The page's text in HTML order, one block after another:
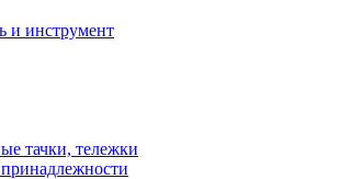
и инструмент
тачки, тележки